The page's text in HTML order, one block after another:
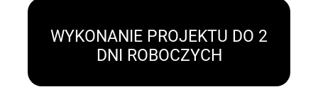
WYKONANIE PROJEKTU DO 2
DNI ROBOCZYCH